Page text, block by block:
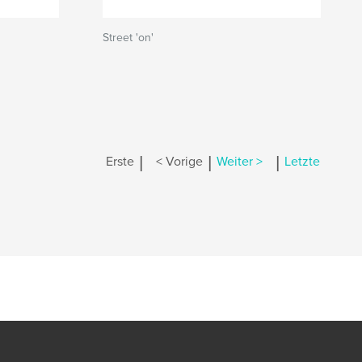
Street 'on'
Erste | < Vorige | Weiter > | Letzte